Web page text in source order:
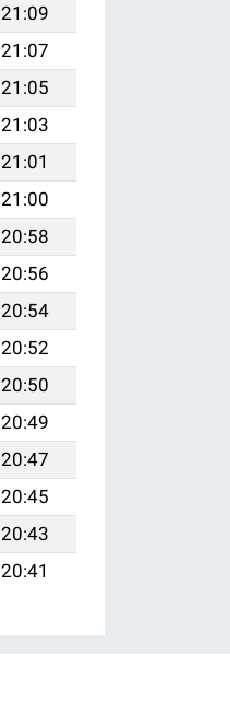
21:09
21:07
21:05
21:03
21:01
21:00
20:58
20:56
20:54
20:52
20:50
20:49
20:47
20:45
20:43
20:41